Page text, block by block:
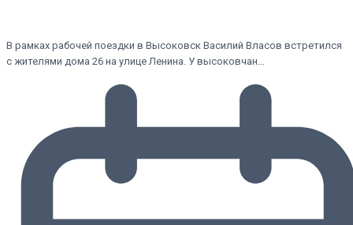
В рамках рабочей поездки в Высоковск Василий Власов встретился
с жителями дома 26 на улице Ленина. У высоковчан…